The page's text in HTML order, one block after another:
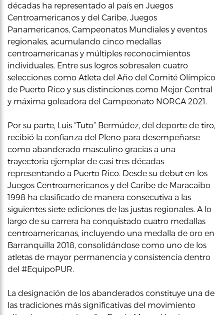
décadas ha representado al país en Juegos
Centroamericanos y del Caribe, Juegos
Panamericanos, Campeonatos Mundiales y eventos
regionales, acumulando cinco medallas
centroamericanas y múltiples reconocimientos
individuales. Entre sus logros sobresalen cuatro
selecciones como Atleta del Año del Comité Olímpico
de Puerto Rico y sus distinciones como Mejor Central
y máxima goleadora del Campeonato NORCA 2021.
Por su parte, Luis “Tuto” Bermúdez, del deporte de tiro,
recibió la confianza del Pleno para desempeñarse
como abanderado masculino gracias a una
trayectoria ejemplar de casi tres décadas
representando a Puerto Rico. Desde su debut en los
Juegos Centroamericanos y del Caribe de Maracaibo
1998 ha clasificado de manera consecutiva a las
siguientes siete ediciones de las justas regionales. A lo
largo de su carrera ha conquistado cuatro medallas
centroamericanas, incluyendo una medalla de oro en
Barranquilla 2018, consolidándose como uno de los
atletas de mayor permanencia y consistencia dentro
del #EquipoPUR.
La designación de los abanderados constituye una de
las tradiciones más significativas del movimiento